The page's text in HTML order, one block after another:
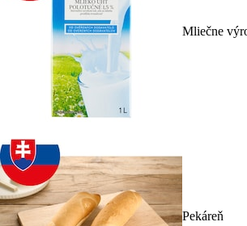
Mliečne
Pekáreň